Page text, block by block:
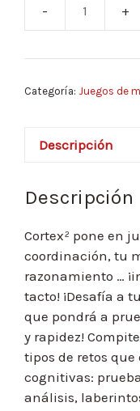
Categoría: Juegos de
Descripción
Descripción
Cortex² pone en
coordinación, tu
razonamiento …
tacto! ¡Desafía a
que pondrá a
y rapidez!
tipos de retos
cognitivas:
análisis,